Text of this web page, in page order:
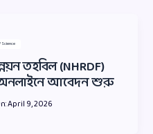
Science
তহবিল (NHRDF)
অনলাইনে আবেদন শুরু
April 9, 2026